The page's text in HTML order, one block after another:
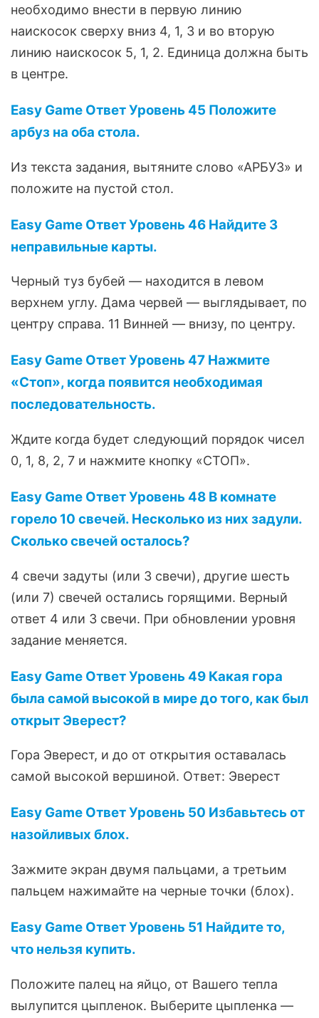
необходимо внести в первую линию
наискосок сверху вниз 4, 1, 3 и во вторую
линию наискосок 5, 1, 2. Единица должна быть
в центре.
Easy Game Ответ Уровень 45 Положите
арбуз на оба стола.
Из текста задания, вытяните слово «АРБУЗ» и
положите на пустой стол.
Easy Game Ответ Уровень 46 Найдите 3
неправильные карты.
Черный туз бубей — находится в левом
верхнем углу. Дама червей — выглядывает, по
центру справа. 11 Винней — внизу, по центру.
Easy Game Ответ Уровень 47 Нажмите
«Стоп», когда появится необходимая
последовательность.
Ждите когда будет следующий порядок чисел
0, 1, 8, 2, 7 и нажмите кнопку «СТОП».
Easy Game Ответ Уровень 48 В комнате
горело 10 свечей. Несколько из них задули.
Сколько свечей осталось?
4 свечи задуты (или 3 свечи), другие шесть
(или 7) свечей остались горящими. Верный
ответ 4 или 3 свечи. При обновлении уровня
задание меняется.
Easy Game Ответ Уровень 49 Какая гора
была самой высокой в мире до того, как был
открыт Эверест?
Гора Эверест, и до от открытия оставалась
самой высокой вершиной. Ответ: Эверест
Easy Game Ответ Уровень 50 Избавьтесь от
назойливых блох.
Зажмите экран двумя пальцами, а третьим
пальцем нажимайте на черные точки (блох).
Easy Game Ответ Уровень 51 Найдите то,
что нельзя купить.
Положите палец на яйцо, от Вашего тепла
вылупится цыпленок. Выберите цыпленка —